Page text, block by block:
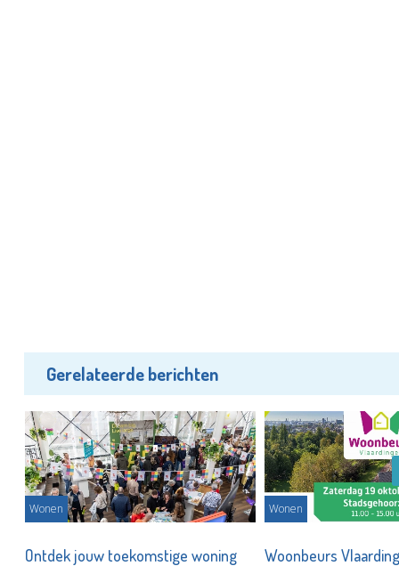
Gerelateerde berichten
Wonen
Ontdek jouw toekomstige woning
Wonen
Woonbeurs